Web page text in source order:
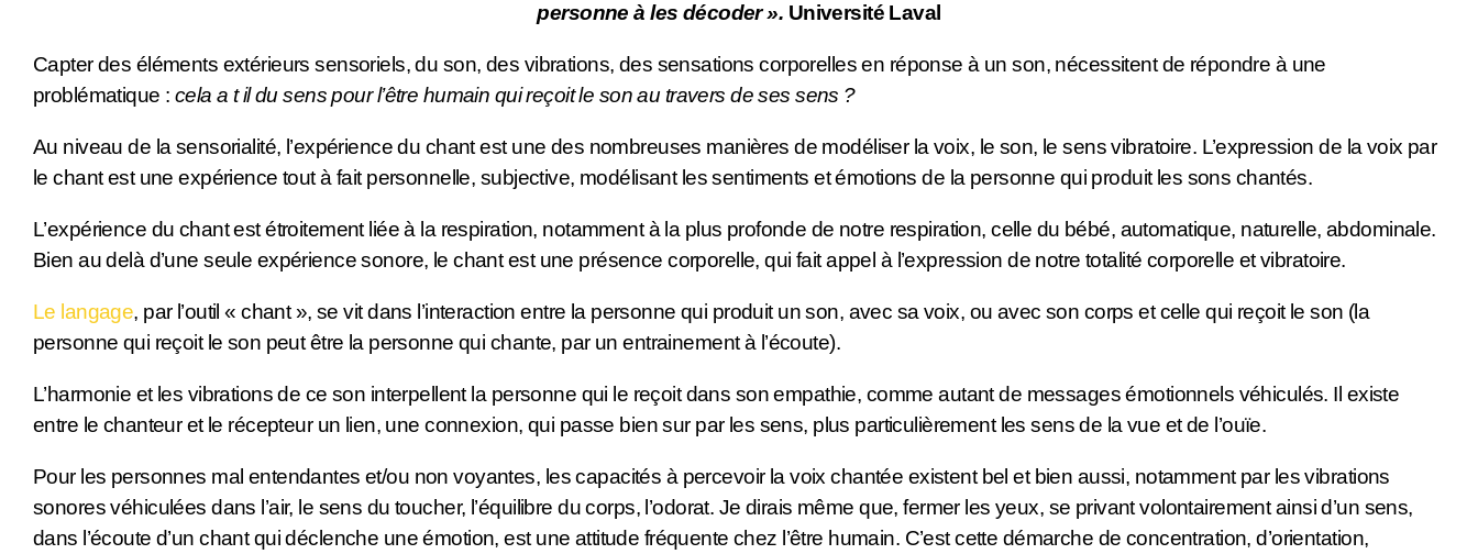
personne à les décoder ». Université Laval
Capter des éléments extérieurs sensoriels, du son, des vibrations, des sensations corporelles en réponse à un son, nécessitent de répondre à une
problématique : cela a t il du sens pour l’être humain qui reçoit le son au travers de ses sens ?
Au niveau de la sensorialité, l’expérience du chant est une des nombreuses manières de modéliser la voix, le son, le sens vibratoire. L’expression de la voix par
le chant est une expérience tout à fait personnelle, subjective, modélisant les sentiments et émotions de la personne qui produit les sons chantés.
L’expérience du chant est étroitement liée à la respiration, notamment à la plus profonde de notre respiration, celle du bébé, automatique, naturelle, abdominale.
Bien au delà d’une seule expérience sonore, le chant est une présence corporelle, qui fait appel à l’expression de notre totalité corporelle et vibratoire.
Le langage, par l’outil « chant », se vit dans l’interaction entre la personne qui produit un son, avec sa voix, ou avec son corps et celle qui reçoit le son (la
personne qui reçoit le son peut être la personne qui chante, par un entrainement à l’écoute).
L’harmonie et les vibrations de ce son interpellent la personne qui le reçoit dans son empathie, comme autant de messages émotionnels véhiculés. Il existe
entre le chanteur et le récepteur un lien, une connexion, qui passe bien sur par les sens, plus particulièrement les sens de la vue et de l’ouïe.
Pour les personnes mal entendantes et/ou non voyantes, les capacités à percevoir la voix chantée existent bel et bien aussi, notamment par les vibrations
sonores véhiculées dans l’air, le sens du toucher, l’équilibre du corps, l’odorat. Je dirais même que, fermer les yeux, se privant volontairement ainsi d’un sens,
dans l’écoute d’un chant qui déclenche une émotion, est une attitude fréquente chez l’être humain. C’est cette démarche de concentration, d’orientation,